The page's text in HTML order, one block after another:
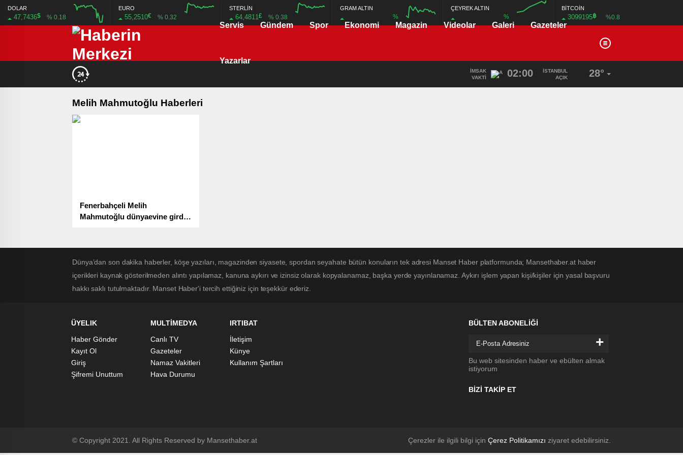
DOLAR
47,7436$ % 0.18
12:00 16:00
EURO
55,2510€ % 0.32
STERLİN
64,4811£ % 0.38
GRAM ALTIN
%
ÇEYREK ALTIN
%
BİTCOİN
3099195฿ %0.8
Servis Gündem Spor Ekonomi Magazin Videolar Galeri Gazeteler
Yazarlar
İMSAK
VAKTI
02:00
İSTANBUL
AÇIK
28°
Melih Mahmutoğlu Haberleri
Fenerbahçeli Melih
Mahmutoğlu dünyaevine girdi!
Dünya’dan son dakika haberler, köşe yazıları, magazinden siyasete, spordan seyahate bütün konuların tek adresi Manset Haber platformunda; Mansethaber.at haber
içerikleri kaynak gösterilmeden alıntı yapılamaz, kanuna aykırı ve izinsiz olarak kopyalanamaz, başka yerde yayınlanamaz. Aykırı işlem yapan kişi/kişiler için yasal başvuru
hakkı saklı tutulmaktadır. Manset Haber'i tercih ettiğiniz için teşekkür ederiz.
ÜYELIK
Haber Gönder
Kayıt Ol
Giriş
Şifremi Unuttum
MULTİMEDYA
Canlı TV
Gazeteler
Namaz Vakitleri
Hava Durumu
IRTIBAT
İletişim
Künye
Kullanım Şartları
BÜLTEN ABONELİĞİ
+
Bu web sitesinden haber ve ebülten almak
istiyorum
BİZİ TAKİP ET
© Copyright 2021. All Rights Reserved by Mansethaber.at Çerezler ile ilgili bilgi için Çerez Politikamızı ziyaret edebilirsiniz.